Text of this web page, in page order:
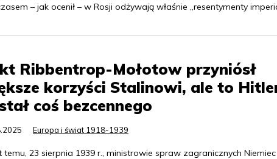
– jak ocenił – w Rosji odżywają właśnie „resentymenty
Ribbentrop-Mołotow przyniósł
korzyści Stalinowi, ale to
coś bezcennego
Europa i świat 1918-1939
temu, 23 sierpnia 1939 r., ministrowie spraw zagranicznych Niemiec